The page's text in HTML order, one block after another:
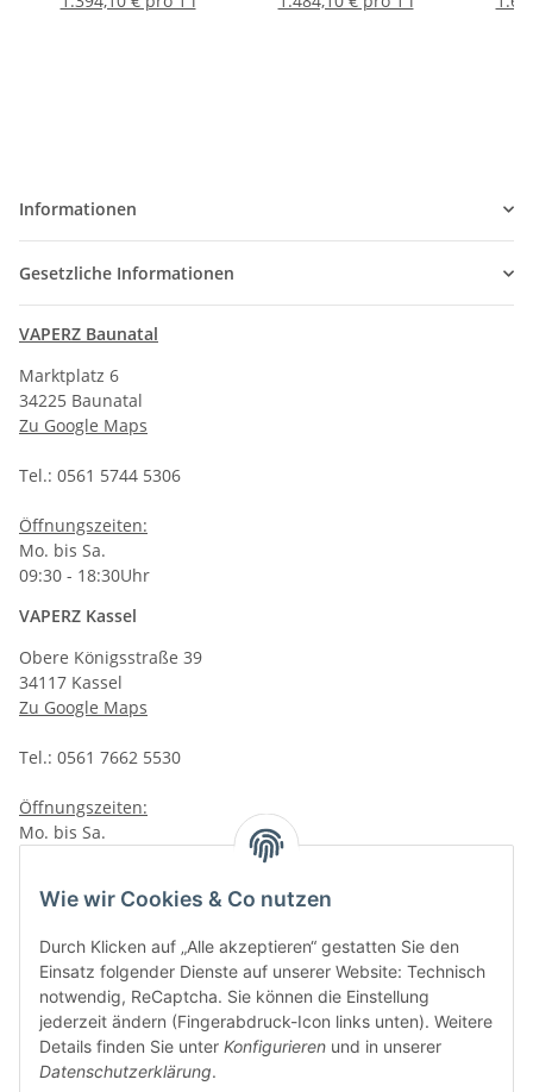
Wie wir Cookies & Co nutzen
Durch Klicken auf „Alle akzeptieren“ gestatten Sie den
Einsatz folgender Dienste auf unserer Website: Technisch
notwendig, ReCaptcha. Sie können die Einstellung
jederzeit ändern (Fingerabdruck-Icon links unten). Weitere
Details finden Sie unter Konfigurieren und in unserer
Datenschutzerklärung.
Informationen
Gesetzliche Informationen
VAPERZ Baunatal
Marktplatz 6
34225 Baunatal
Zu Google Maps
Tel.: 0561 5744 5306
Öffnungszeiten:
Mo. bis Sa.
09:30 - 18:30Uhr
VAPERZ Kassel
Obere Königsstraße 39
34117 Kassel
Zu Google Maps
Tel.: 0561 7662 5530
Öffnungszeiten:
Mo. bis Sa.
VAPERZ Vellmar
Lange Wender 7
34246 Vellmar
Zu Google Maps
Tel.: 0561 9885 9996